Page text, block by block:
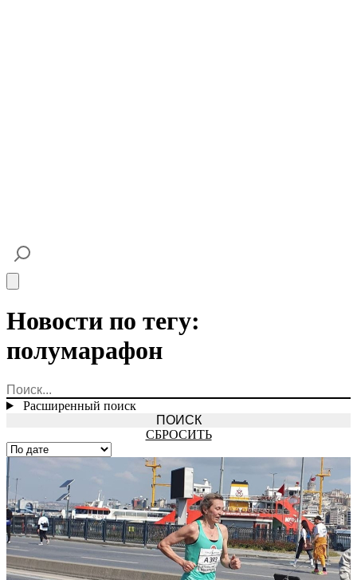
Новости по тегу:
полумарафон
Расширенный поиск
СБРОСИТЬ